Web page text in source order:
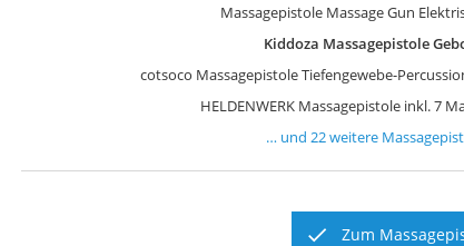
Massagepistole Massage Gun
Kiddoza Massagepistole
cotsoco Massagepistole Tiefengewebe-
HELDENWERK Massagepistole inkl. 7
… und 22weitere
Zum